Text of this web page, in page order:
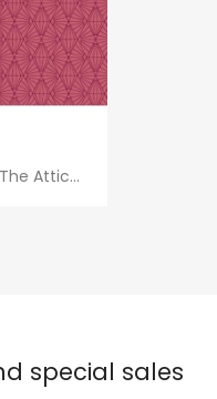
Attic...
special sales